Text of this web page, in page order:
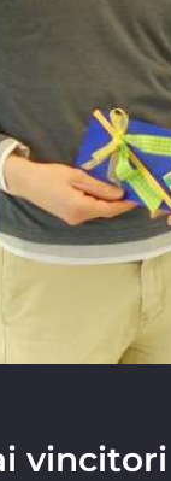
vincitori